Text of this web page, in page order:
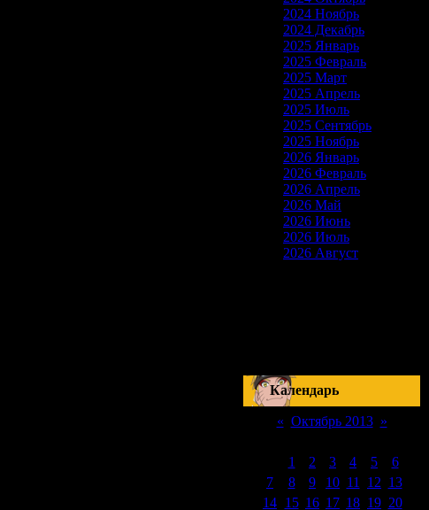
2024 Ноябрь
2024 Декабрь
2025 Январь
2025 Февраль
2025 Март
2025 Апрель
2025 Июль
2025 Сентябрь
2025 Ноябрь
2026 Январь
2026 Февраль
2026 Апрель
2026 Май
2026 Июнь
2026 Июль
2026 Август
Календарь
« Октябрь 2013 »
1
2 3 4 5
6
7
8 9 10 11 12 13
14 15 16 17 18 19 20